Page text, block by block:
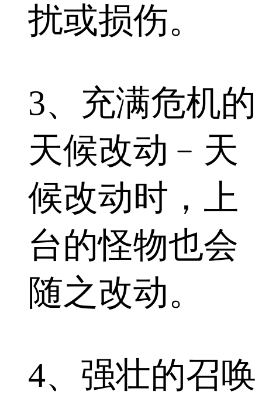
扰或损伤。
3、充满危机的
天候改动﹣天
候改动时，上
台的怪物也会
随之改动。
4、强壮的召唤